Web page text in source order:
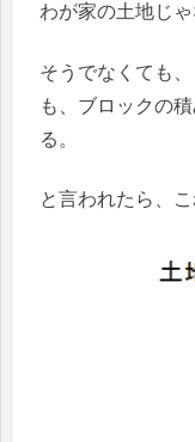
わが家の土地じゃ
そうでなくても
も、ブロックの
る。
と言われたら、